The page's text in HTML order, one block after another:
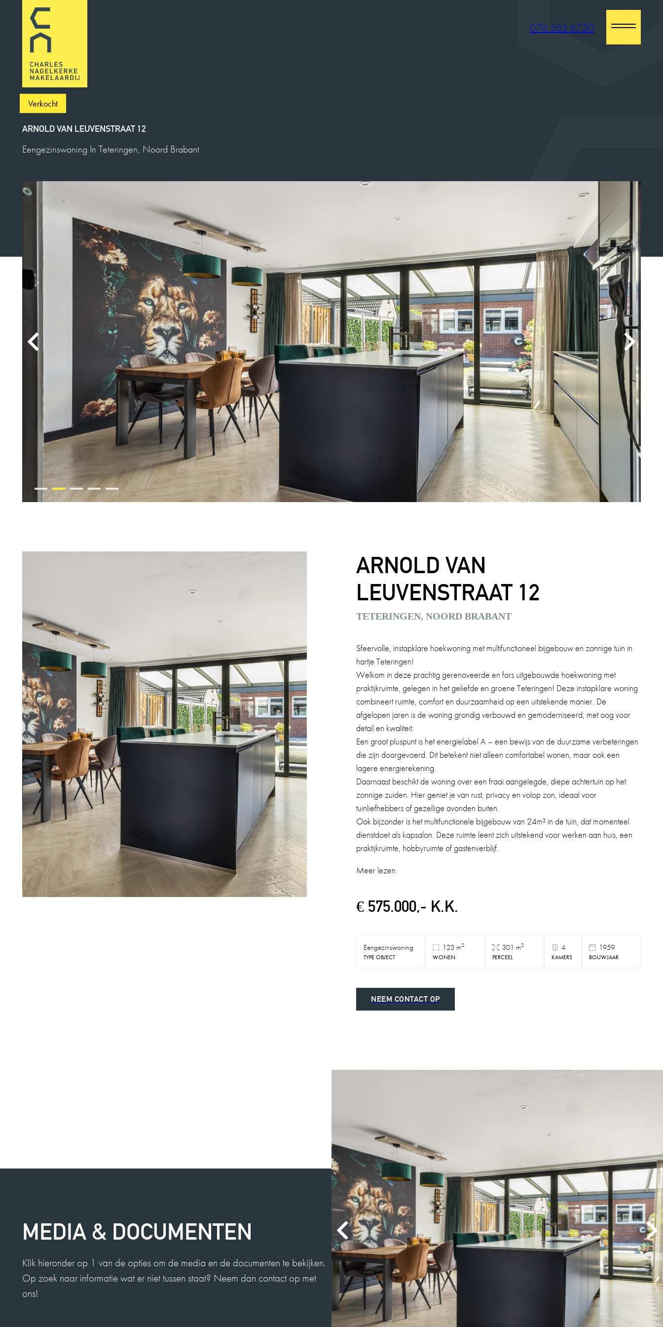
076 565 6750
ARNOLD VAN LEUVENSTRAAT 12
Eengezinswoning In Teteringen, Noord Brabant
Verkocht
ARNOLD VAN
LEUVENSTRAAT 12
TETERINGEN, NOORD BRABANT
Sfeervolle, instapklare hoekwoning met multifunctioneel bijgebouw en zonnige tuin in
hartje Teteringen!
Welkom in deze prachtig gerenoveerde en fors uitgebouwde hoekwoning met
praktijkruimte, gelegen in het geliefde en groene Teteringen! Deze instapklare woning
combineert ruimte, comfort en duurzaamheid op een uitstekende manier. De
afgelopen jaren is de woning grondig verbouwd en gemoderniseerd, met oog voor
detail en kwaliteit.
Een groot pluspunt is het energielabel A – een bewijs van de duurzame verbeteringen
die zijn doorgevoerd. Dit betekent niet alleen comfortabel wonen, maar ook een
lagere energierekening.
Daarnaast beschikt de woning over een fraai aangelegde, diepe achtertuin op het
zonnige zuiden. Hier geniet je van rust, privacy en volop zon, ideaal voor
tuinliefhebbers of gezellige avonden buiten.
Ook bijzonder is het multifunctionele bijgebouw van 24m² in de tuin, dat momenteel
dienstdoet als kapsalon. Deze ruimte leent zich uitstekend voor werken aan huis, een
praktijkruimte, hobbyruimte of gastenverblijf.
Meer lezen
€ 575.000,- K.K.
Eengezinswoning
TYPE OBJECT
123 m2
WONEN
301 m2
PERCEEL
4
KAMERS
1959
BOUWJAAR
NEEM CONTACT OP
MEDIA & DOCUMENTEN
Klik hieronder op 1 van de opties om de media en de documenten te bekijken.
Op zoek naar informatie wat er niet tussen staat? Neem dan contact op met
ons!
9
MEVROUW A. WIJNA
Wij zouden Charles Nagelkerke zeker aanbevelen als makelaar. Hij
geeft goede adviezen, is zeer punctueel en betrouwbaar.
2025-08-26
9
MEVROUW E. HENDRIKS